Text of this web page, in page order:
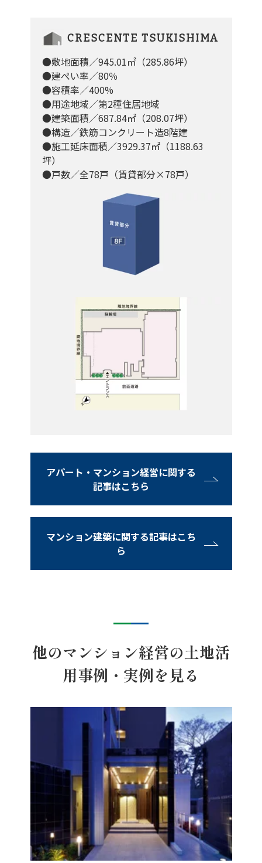
CRESCENTE TSUKISHIMA
●敷地面積／945.01㎡（285.86坪）
●建ぺい率／80％
●容積率／400%
●用途地域／第2種住居地域
●建築面積／687.84㎡（208.07坪）
●構造／鉄筋コンクリート造8階建
●施工延床面積／3929.37㎡（1188.63
坪）
●戸数／全78戸（賃貸部分×78戸）
アパート・マンション経営に関する
記事はこちら
マンション建築に関する記事はこち
ら
他のマンション経営の土地活
用事例・実例を見る